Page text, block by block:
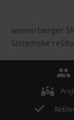
wienerberger
Sistemske